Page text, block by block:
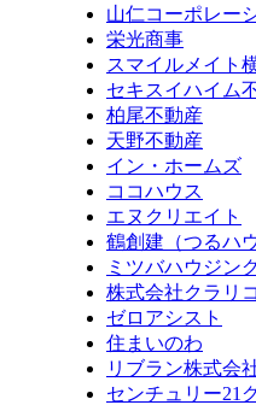
山仁コーポレー
栄光商事
スマイルメイト
セキスイハイム
柏尾不動産
天野不動産
イン・ホームズ
ココハウス
エヌクリエイト
鶴創建（つるハ
ミツバハウジン
株式会社クラリコ
ゼロアシスト
住まいのわ
リブラン株式会
センチュリー21